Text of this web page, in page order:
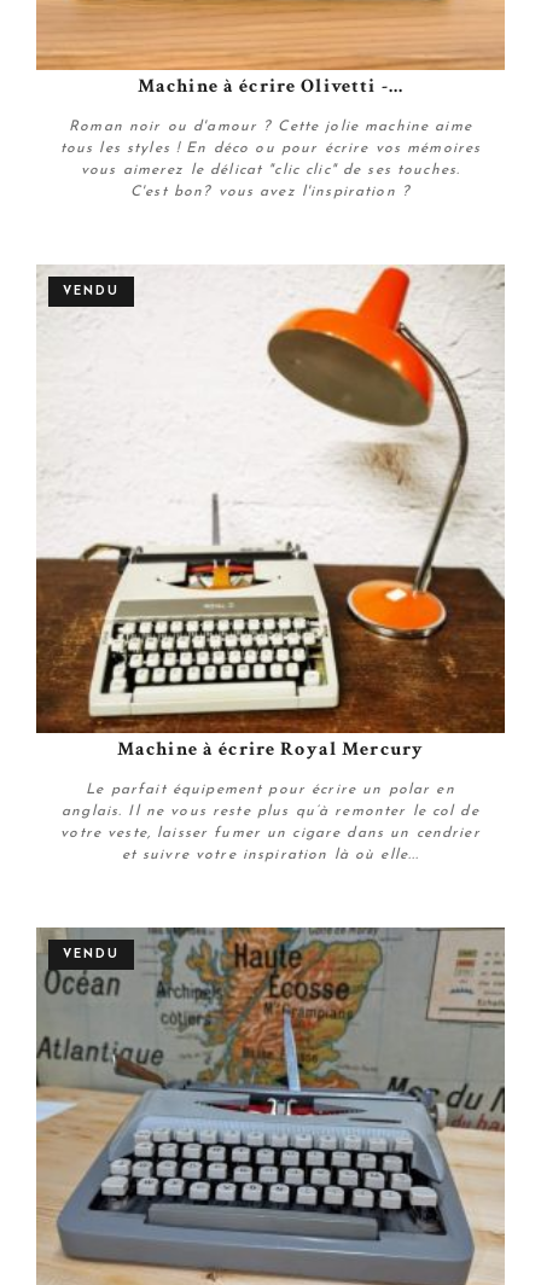
Machine à écrire Olivetti -...
Roman noir ou d'amour ? Cette jolie machine aime
tous les styles ! En déco ou pour écrire vos mémoires
vous aimerez le délicat "clic clic" de ses touches.
C'est bon? vous avez l'inspiration ?
Plus de détails
VENDU
Machine à écrire Royal Mercury
Le parfait équipement pour écrire un polar en
anglais. Il ne vous reste plus qu’à remonter le col de
votre veste, laisser fumer un cigare dans un cendrier
et suivre votre inspiration là où elle...
VENDU